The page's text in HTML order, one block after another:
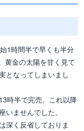
1時間半で早くも半分
黄金の太陽を甘く見て
となってしまいまし
時半で完売。これ以降
ませんでした。
深く反省しておりま